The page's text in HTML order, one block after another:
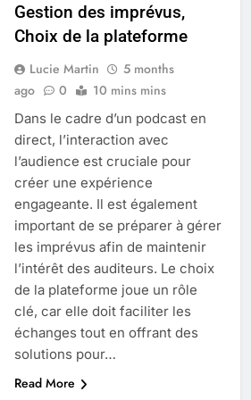
Gestion des imprévus,
Choix de la plateforme
Lucie Martin
5 months
ago
0 10 mins mins
Dans le cadre d’un podcast en
direct, l’interaction avec
l’audience est cruciale pour
créer une expérience
engageante. Il est également
important de se préparer à gérer
les imprévus afin de maintenir
l’intérêt des auditeurs. Le choix
de la plateforme joue un rôle
clé, car elle doit faciliter les
échanges tout en offrant des
solutions pour…
Read More